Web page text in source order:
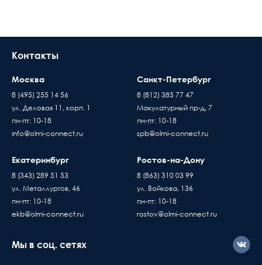
Контакты
Москва
8 (495) 255 14 56
ул. Деловая 11, корп. 1
пн-пт: 10-18
info@olmi-connect.ru
Санкт-Петербург
8 (812) 385 77 47
Макулатурный пр-д, 7
пн-пт: 10-18
spb@olmi-connect.ru
Екатеринбург
8 (343) 289 51 53
ул. Металлургов, 46
пн-пт: 10-18
ekb@olmi-connect.ru
Ростов-на-Дону
8 (863) 310 03 99
ул. Войкова, 136
пн-пт: 10-18
rostov@olmi-connect.ru
Мы в соц. сетях